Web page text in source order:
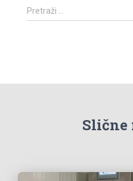
t
P
r
g
Pretraži …
Slične